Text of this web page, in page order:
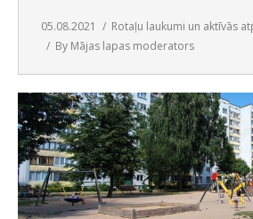
05.08.2021
Rotaļu laukumi un aktīvās
By Mājas lapas moderators